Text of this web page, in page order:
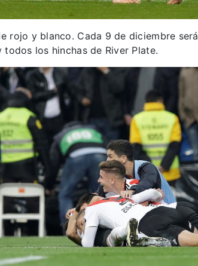
rojo y blanco. Cada 9 de diciembre será
los hinchas de River Plate.